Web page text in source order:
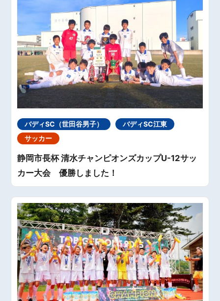
バディSC（世田谷男子）
バディSC江東
サッカー
静岡市長杯 清水チャンピオンズカップU-12サッ
カー大会 優勝しました！